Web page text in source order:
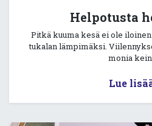
Helpotusta
Pitkä kuuma kesä ei ole iloinen
tukalan lämpimäksi.
monia
Lue